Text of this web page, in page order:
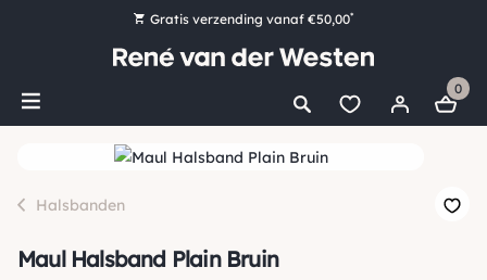
Gratis verzending vanaf €50,00*
Bestel nu, betaal later met Klarna
Ruim 16.000 artikelen op voorraad
0
Halsbanden
Maul Halsband Plain Bruin